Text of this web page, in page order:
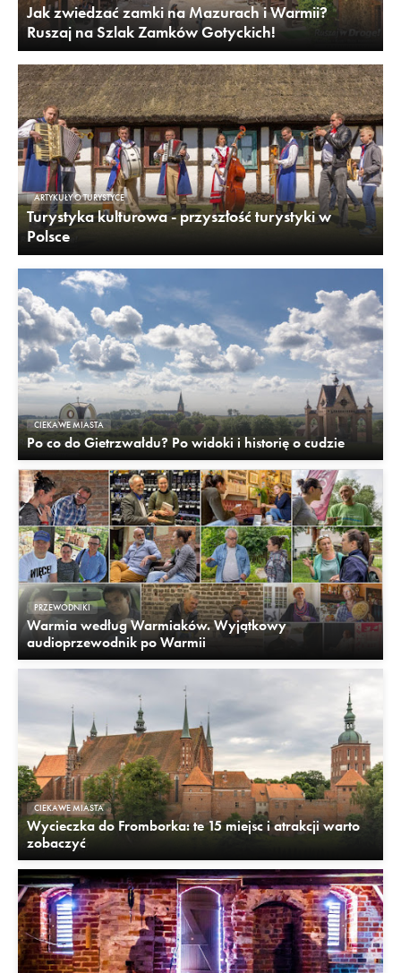
Jak zwiedzać zamki na Mazurach i Warmii?
Ruszaj na Szlak Zamków Gotyckich!
ARTYKUŁY O TURYSTYCE
Turystyka kulturowa - przyszłość turystyki w
Polsce
CIEKAWE MIASTA
Po co do Gietrzwałdu? Po widoki i historię o cudzie
PRZEWODNIKI
Warmia według Warmiaków. Wyjątkowy
audioprzewodnik po Warmii
CIEKAWE MIASTA
Wycieczka do Fromborka: te 15 miejsc i atrakcji warto
zobaczyć